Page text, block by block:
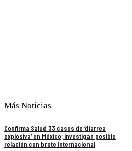
Más Noticias
Confirma Salud 33 casos de ‘diarrea
explosiva’ en México; investigan posible
relación con brote internacional